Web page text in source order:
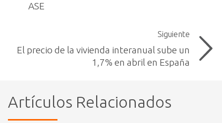
ASE
Siguiente
El precio de la vivienda interanual sube un
1,7% en abril en España
Artículos Relacionados